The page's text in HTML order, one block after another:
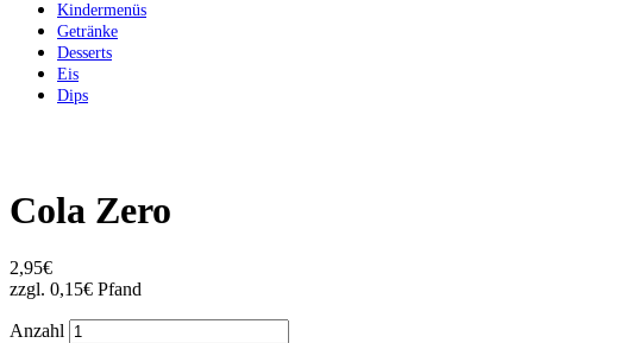
Kindermenüs
Getränke
Desserts
Eis
Dips
Cola Zero
2,95€
zzgl. 0,15€ Pfand
Anzahl